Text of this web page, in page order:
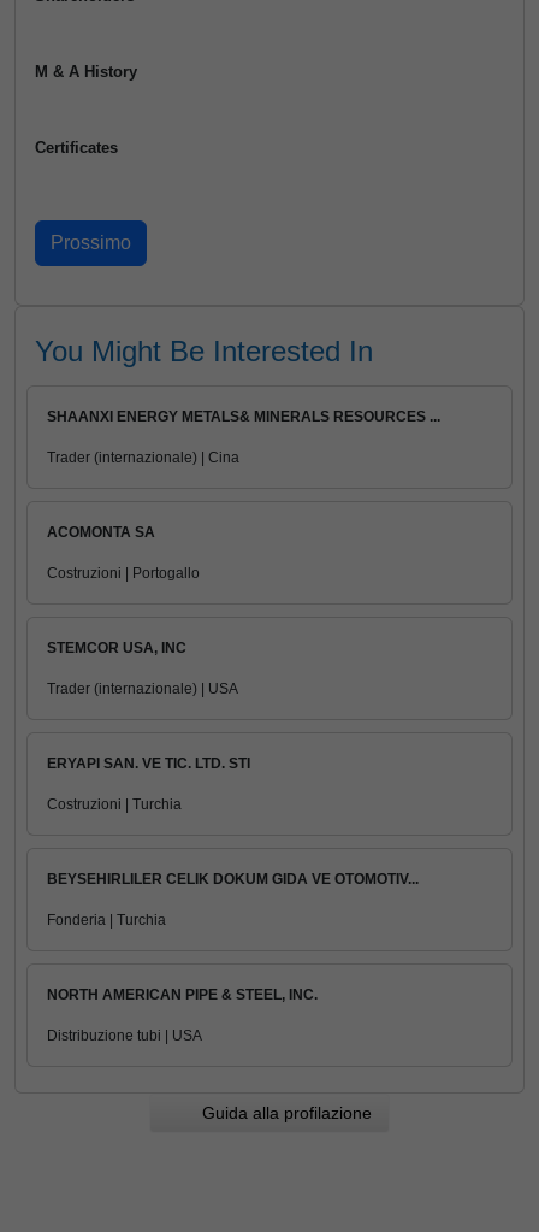
M & A History
Certificates
You Might Be Interested In
SHAANXI ENERGY METALS& MINERALS RESOURCES ...
Trader (internazionale) | Cina
ACOMONTA SA
Costruzioni | Portogallo
STEMCOR USA, INC
Trader (internazionale) | USA
ERYAPI SAN. VE TIC. LTD. STI
Costruzioni | Turchia
BEYSEHIRLILER CELIK DOKUM GIDA VE OTOMOTIV...
Fonderia | Turchia
NORTH AMERICAN PIPE & STEEL, INC.
Distribuzione tubi | USA
Guida alla profilazione